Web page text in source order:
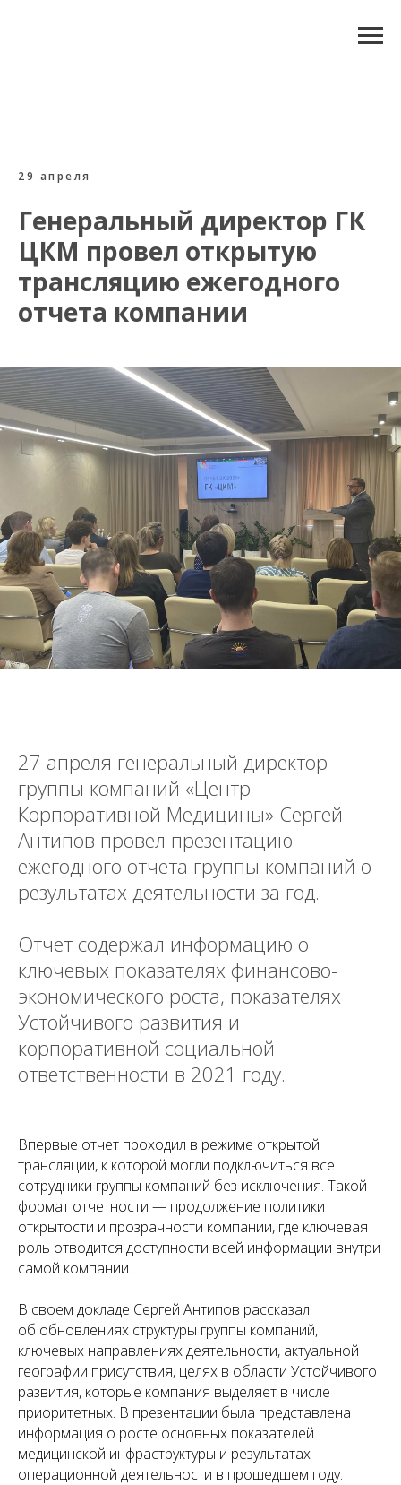
29 апреля
Генеральный директор ГК
ЦКМ провел открытую
трансляцию ежегодного
отчета компании
27 апреля генеральный директор
группы компаний «Центр
Корпоративной Медицины» Сергей
Антипов провел презентацию
ежегодного отчета группы компаний о
результатах деятельности за год.
Отчет содержал информацию о
ключевых показателях финансово-
экономического роста, показателях
Устойчивого развития и
корпоративной социальной
ответственности в 2021 году.
Впервые отчет проходил в режиме открытой
трансляции, к которой могли подключиться все
сотрудники группы компаний без исключения. Такой
формат отчетности — продолжение политики
открытости и прозрачности компании, где ключевая
роль отводится доступности всей информации внутри
самой компании.
В своем докладе Сергей Антипов рассказал
об обновлениях структуры группы компаний,
ключевых направлениях деятельности, актуальной
географии присутствия, целях в области Устойчивого
развития, которые компания выделяет в числе
приоритетных. В презентации была представлена
информация о росте основных показателей
медицинской инфраструктуры и результатах
операционной деятельности в прошедшем году.